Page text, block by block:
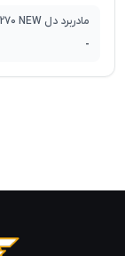
مادربرد دل M.B DELL Z270 NEW
-